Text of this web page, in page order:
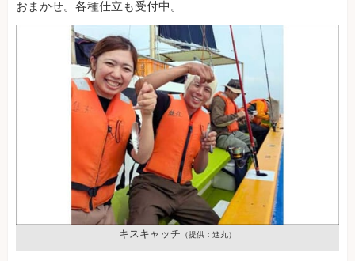
おまかせ。各種仕立も受付中。
キスキャッチ （提供：進丸）